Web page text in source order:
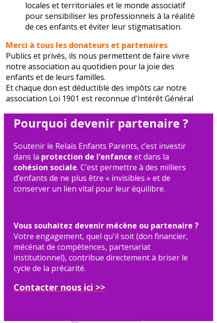
locales et territoriales et le monde associatif
pour sensibiliser les professionnels à la réalité
de ces enfants et éviter leur stigmatisation.
Merci à tous les donateurs et partenaires
Publics et privés, ils nous permettent de faire vivre
notre association au quotidien pour la joie des
enfants et de leurs familles.
Et chaque don est déductible des impôts car notre
association Loi 1901 est reconnue d'Intérêt Général
Pourquoi devenir partenaire ?
Soutenir le Relais Enfants Parents, c’est investir
dans la protection de l’enfance et dans la
cohésion sociale. C’est permettre à des milliers
d’enfants de ne plus être « invisibles » et de
conserver un lien vital pour leur équilibre.
Vous souhaitez devenir mécène ou partenaire ?
Votre engagement, quel qu'il soit (don financier,
mécénat de compétences, partenariat
institutionnel), contribue directement à briser le
cycle de la précarité.
Contacter nous ici >>